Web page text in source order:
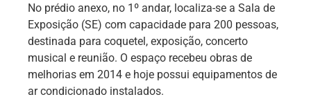
No prédio anexo, no 1º andar, localiza-se a Sala de
Exposição (SE) com capacidade para 200 pessoas,
destinada para coquetel, exposição, concerto
musical e reunião. O espaço recebeu obras de
melhorias em 2014 e hoje possui equipamentos de
ar condicionado instalados.